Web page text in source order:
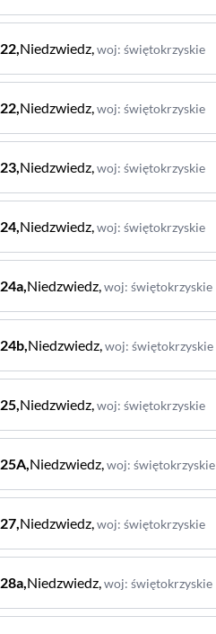
22,Niedzwiedz,woj: świętokrzyskie
22,Niedzwiedz,woj: świętokrzyskie
23,Niedzwiedz,woj: świętokrzyskie
24,Niedzwiedz,woj: świętokrzyskie
24a,Niedzwiedz,woj: świętokrzyskie
24b,Niedzwiedz,woj: świętokrzyskie
25,Niedzwiedz,woj: świętokrzyskie
25A,Niedzwiedz,woj: świętokrzyskie
27,Niedzwiedz,woj: świętokrzyskie
28a,Niedzwiedz,woj: świętokrzyskie